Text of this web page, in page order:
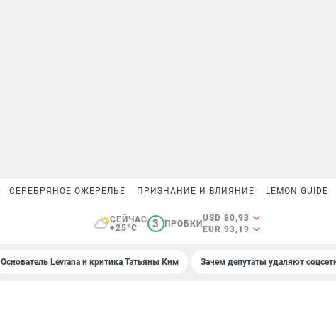
СЕРЕБРЯНОЕ ОЖЕРЕЛЬЕ ПРИЗНАНИЕ И ВЛИЯНИЕ LEMON GUIDE
СЕЙЧАС
+25°C
3 ПРОБКИ
USD 80,93
EUR 93,19
Основатель Levrana и критика Татьяны Ким Зачем депутаты удаляют